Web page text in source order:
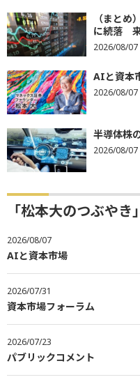
（まと
に続落
2026/08/07
AIと資本
2026/08/07
半導体株
2026/08/07
「松本大のつぶや
2026/08/07
AIと資本市場
2026/07/31
資本市場フォーラム
2026/07/23
パブリックコメント